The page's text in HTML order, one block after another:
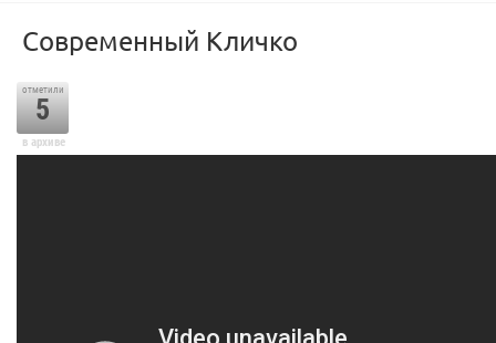
Современный Кличко
отметили
5
в архиве